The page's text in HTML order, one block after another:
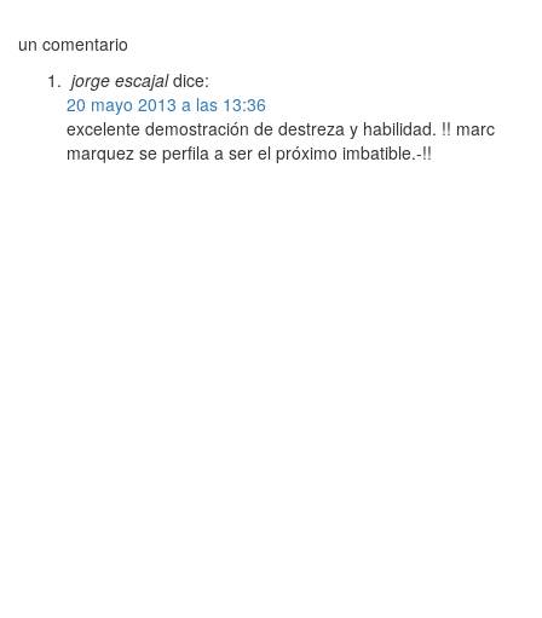
un comentario
jorge escajal dice:
20 mayo 2013 a las 13:36
excelente demostración de destreza y habilidad. !! marc
marquez se perfila a ser el próximo imbatible.-!!